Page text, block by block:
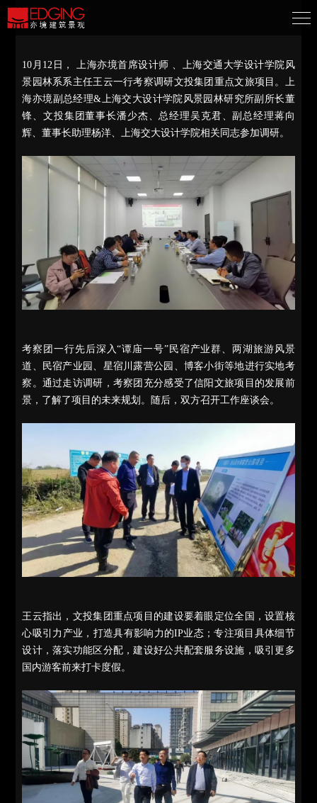
10月12日， 上海亦境首席设计师 、上海交通大学设计学院风
景园林系系主任王云一行考察调研文投集团重点文旅项目。上
海亦境副总经理&上海交大设计学院风景园林研究所副所长董
锋、文投集团董事长潘少杰、总经理吴克君、副总经理蒋向
辉、董事长助理杨洋、上海交大设计学院相关同志参加调研。
考察团一行先后深入“谭庙一号”民宿产业群、两湖旅游风景
道、民宿产业园、星宿川露营公园、博客小街等地进行实地考
察。通过走访调研，考察团充分感受了信阳文旅项目的发展前
景，了解了项目的未来规划。随后，双方召开工作座谈会。
王云指出，文投集团重点项目的建设要着眼定位全国，设置核
心吸引力产业，打造具有影响力的IP业态；专注项目具体细节
设计，落实功能区分配，建设好公共配套服务设施，吸引更多
国内游客前来打卡度假。